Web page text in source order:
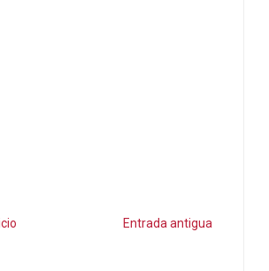
Entrada antigua